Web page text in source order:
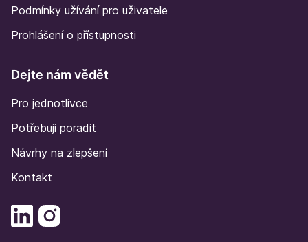
Podmínky užívání pro uživatele
Prohlášení o přístupnosti
Dejte nám vědět
Pro jednotlivce
Potřebuji poradit
Návrhy na zlepšení
Kontakt